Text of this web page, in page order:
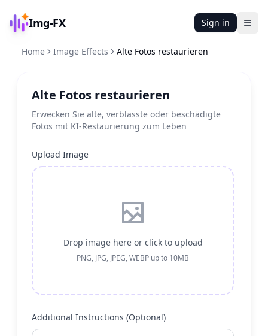
Img-FX Sign in
Home Image Effects Alte Fotos restaurieren
Alte Fotos restaurieren
Erwecken Sie alte, verblasste oder beschädigte
Fotos mit KI-Restaurierung zum Leben
Upload Image
Drop image here or click to upload
PNG, JPG, JPEG, WEBP up to 10MB
Additional Instructions (Optional)